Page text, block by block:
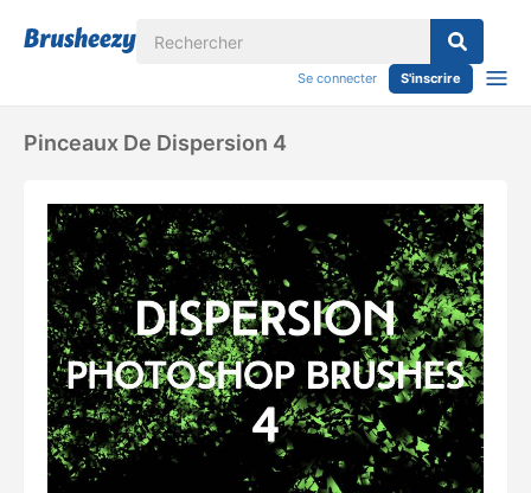
Se connecter S'inscrire
Pinceaux De Dispersion 4